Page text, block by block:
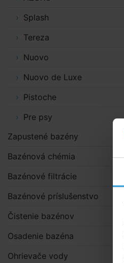
Splash
Tereza
Nuovo
Nuovo de Luxe
Pistoche
Pre psy
Zapustené bazény
Bazénová chémia
Bazénové filtrácie
Bazénové príslušenstvo
Čistenie bazénov
Osadenie bazéna
Ohrievače vody